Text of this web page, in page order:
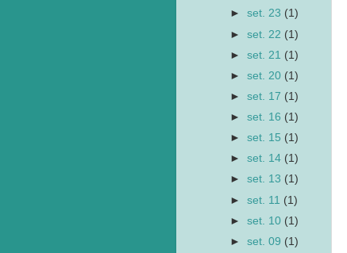
►set. 23 (1)
►set. 22 (1)
►set. 21 (1)
►set. 20 (1)
►set. 17 (1)
►set. 16 (1)
►set. 15 (1)
►set. 14 (1)
►set. 13 (1)
►set. 11 (1)
►set. 10 (1)
►set. 09 (1)